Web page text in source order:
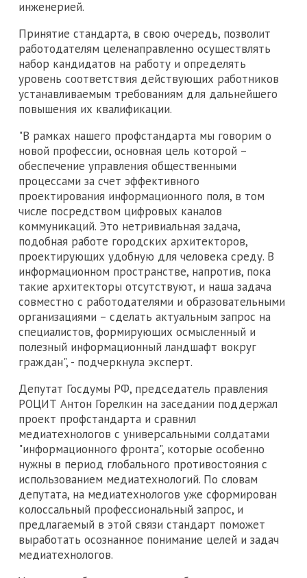
инженерией.
Принятие стандарта, в свою очередь, позволит
работодателям целенаправленно осуществлять
набор кандидатов на работу и определять
уровень соответствия действующих работников
устанавливаемым требованиям для дальнейшего
повышения их квалификации.
"В рамках нашего профстандарта мы говорим о
новой профессии, основная цель которой –
обеспечение управления общественными
процессами за счет эффективного
проектирования информационного поля, в том
числе посредством цифровых каналов
коммуникаций. Это нетривиальная задача,
подобная работе городских архитекторов,
проектирующих удобную для человека среду. В
информационном пространстве, напротив, пока
такие архитекторы отсутствуют, и наша задача
совместно с работодателями и образовательными
организациями – сделать актуальным запрос на
специалистов, формирующих осмысленный и
полезный информационный ландшафт вокруг
граждан", - подчеркнула эксперт.
Депутат Госдумы РФ, председатель правления
РОЦИТ Антон Горелкин на заседании поддержал
проект профстандарта и сравнил
медиатехнологов с универсальными солдатами
"информационного фронта", которые особенно
нужны в период глобального противостояния с
использованием медиатехнологий. По словам
депутата, на медиатехнологов уже сформирован
колоссальный профессиональный запрос, и
предлагаемый в этой связи стандарт поможет
выработать осознанное понимание целей и задач
медиатехнологов.